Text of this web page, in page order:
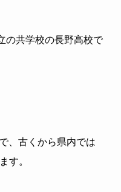
の共学校の長野高校で
、古くから県内では
す。